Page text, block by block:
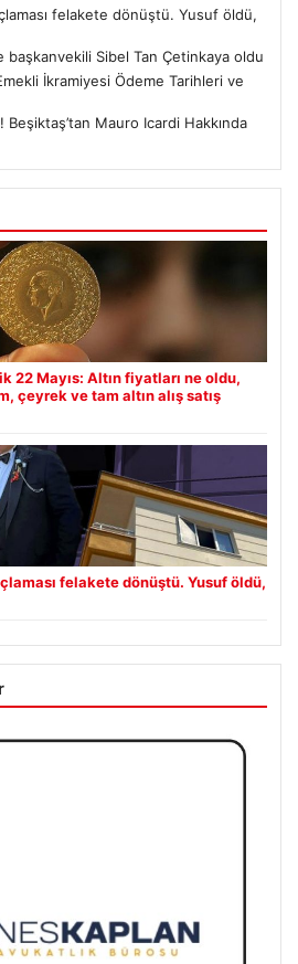
felakete dönüştü. Yusuf öldü,
başkanvekili Sibel Tan Çetinkaya oldu
İkramiyesi Ödeme Tarihleri ve
Beşiktaş’tan Mauro Icardi Hakkında
22 Mayıs: Altın fiyatları ne oldu,
çeyrek ve tam altın alış satış
felakete dönüştü. Yusuf öldü,